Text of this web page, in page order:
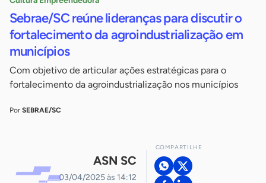
Sebrae/SC reúne lideranças para discutir o
fortalecimento da agroindustrialização em
municípios
Com objetivo de articular ações estratégicas para o
fortalecimento da agroindustrialização nos municípios
Por SEBRAE/SC
ASN SC
03/04/2025 às 14:12
COMPARTILHE